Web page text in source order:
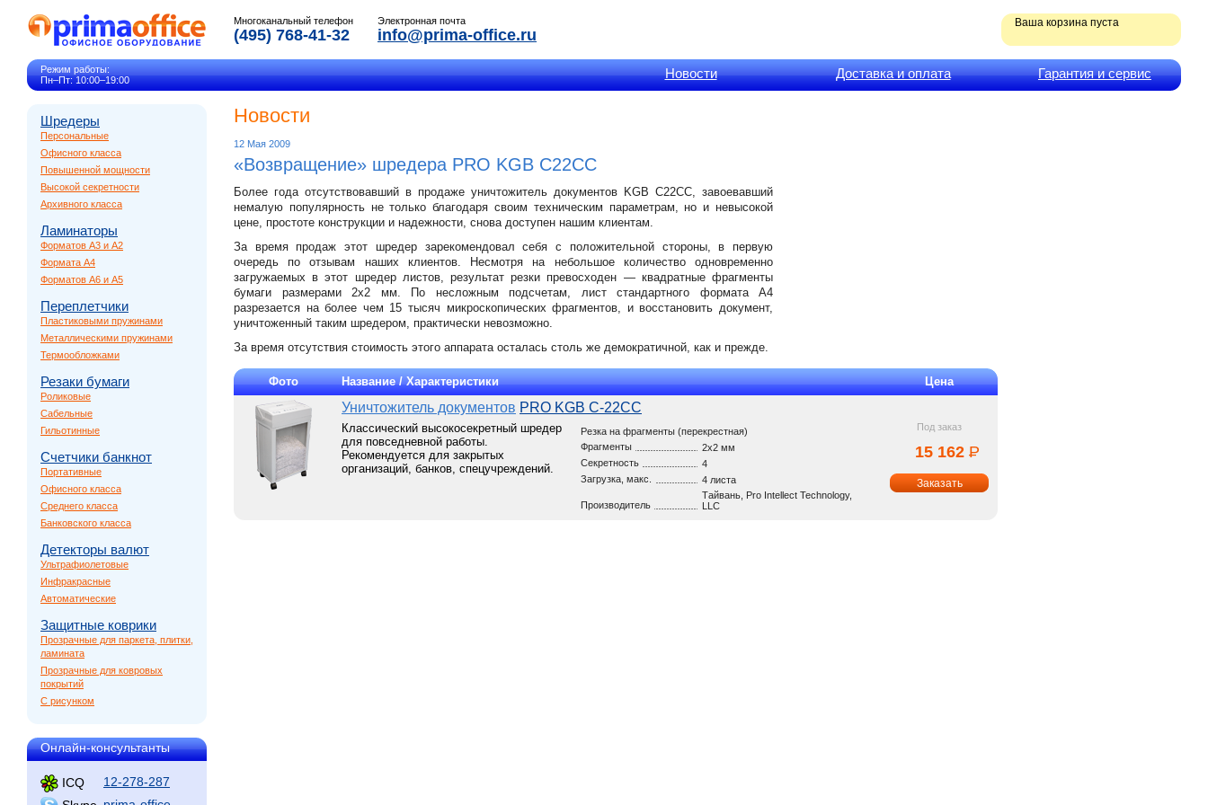
Ваша корзина пуста
Многоканальный телефон
(495) 768-41-32
Электронная почта
info@prima-office.ru
Режим работы:
Пн–Пт: 10:00–19:00
Новости Доставка и оплата Гарантия и сервис
Шредеры
Персональные
Офисного класса
Повышенной мощности
Высокой секретности
Архивного класса
Ламинаторы
Форматов A3 и A2
Формата A4
Форматов A6 и A5
Переплетчики
Пластиковыми пружинами
Металлическими пружинами
Термообложками
Резаки бумаги
Роликовые
Сабельные
Гильотинные
Счетчики банкнот
Портативные
Офисного класса
Среднего класса
Банковского класса
Детекторы валют
Ультрафиолетовые
Инфракрасные
Автоматические
Защитные коврики
Прозрачные для паркета, плитки,
ламината
Прозрачные для ковровых
покрытий
С рисунком
Онлайн-консультанты
ICQ
12-278-287
Новости
12 Мая 2009
«Возвращение» шредера PRO KGB C22CC
Более года отсутствовавший в продаже уничтожитель документов KGB C22CC, завоевавший
немалую популярность не только благодаря своим техническим параметрам, но и невысокой
цене, простоте конструкции и надежности, снова доступен нашим клиентам.
За время продаж этот шредер зарекомендовал себя с положительной стороны, в первую
очередь по отзывам наших клиентов. Несмотря на небольшое количество одновременно
загружаемых в этот шредер листов, результат резки превосходен — квадратные фрагменты
бумаги размерами 2х2 мм. По несложным подсчетам, лист стандартного формата А4
разрезается на более чем 15 тысяч микроскопических фрагментов, и восстановить документ,
уничтоженный таким шредером, практически невозможно.
За время отсутствия стоимость этого аппарата осталась столь же демократичной, как и прежде.
Фото Название / Характеристики Цена
Уничтожитель документов PRO KGB C-22CC
Классический высокосекретный шредер
для повседневной работы.
Рекомендуется для закрытых
организаций, банков, спецучреждений.
Резка на фрагменты (перекрестная)
Фрагменты
2x2 мм
Секретность
4
Загрузка, макс.
4 листа
Производитель
Тайвань, Pro Intellect Technology,
LLC
Под заказ
15 162 РУБ.